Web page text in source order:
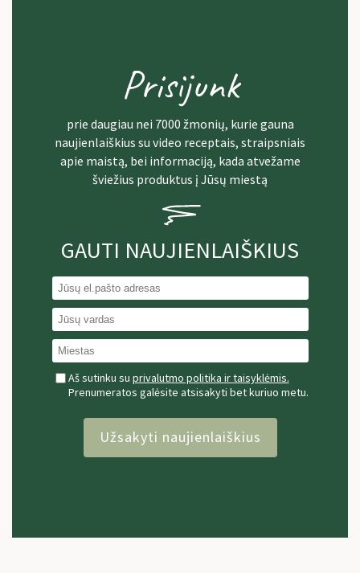
Prisijunk
prie daugiau nei 7000 žmonių, kurie gauna
naujienlaiškius su video receptais, straipsniais
apie maistą, bei informaciją, kada atvežame
šviežius produktus į Jūsų miestą
GAUTI NAUJIENLAIŠKIUS
Aš sutinku su privalutmo politika ir taisyklėmis.
Prenumeratos galėsite atsisakyti bet kuriuo metu.
Užsakyti naujienlaiškius